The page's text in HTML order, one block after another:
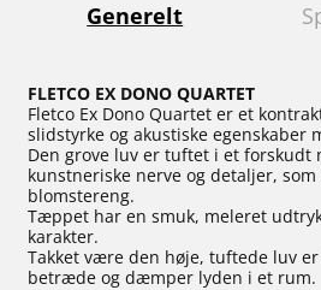
Generelt
FLETCO EX DONO QUARTET
Fletco Ex Dono Quartet er et
slidstyrke og akustiske egenskaber
Den grove luv er tuftet i et forskudt
kunstneriske nerve og detaljer,
blomstereng.
Tæppet har en smuk, meleret
karakter.
Takket være den høje, tuftede luv
betræde og dæmper lyden i et rum.